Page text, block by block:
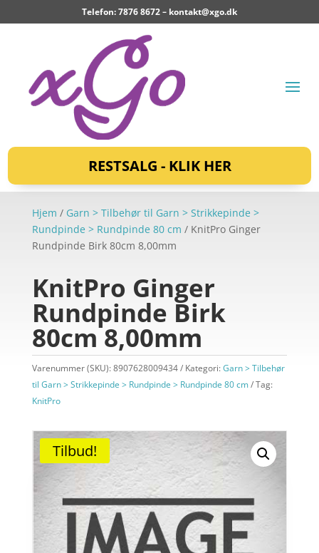
Telefon: 7876 8672 – kontakt@xgo.dk
RESTSALG - KLIK HER
Hjem / Garn > Tilbehør til Garn > Strikkepinde >
Rundpinde > Rundpinde 80 cm / KnitPro Ginger
Rundpinde Birk 80cm 8,00mm
KnitPro Ginger
Rundpinde Birk
80cm 8,00mm
Varenummer (SKU):8907628009434 Kategori:Garn > Tilbehør
til Garn > Strikkepinde > Rundpinde > Rundpinde 80 cm
Tag:
KnitPro
Tilbud!